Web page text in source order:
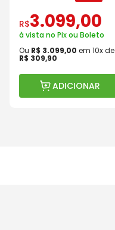
R$3.099,00
à vista no Pix ou Boleto
Ou R$ 3.099,00 em 10x de
R$ 309,90
ADICIONAR